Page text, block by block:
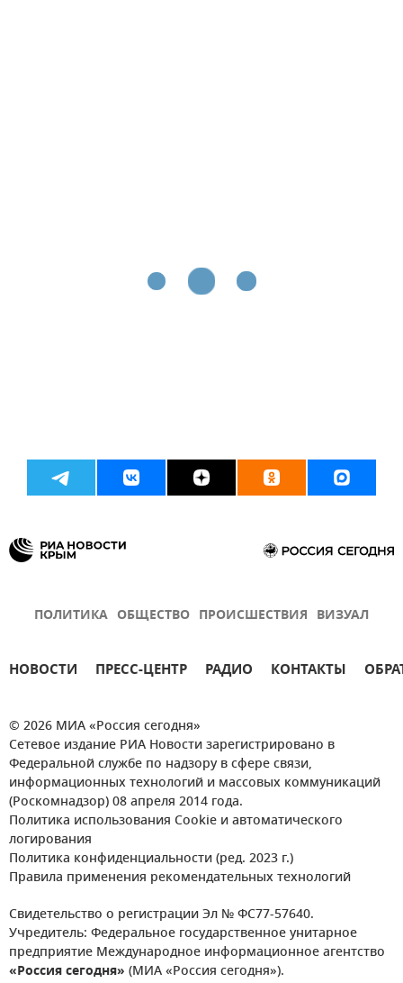
ПОЛИТИКА ОБЩЕСТВО ПРОИСШЕСТВИЯ ВИЗУАЛ
НОВОСТИ ПРЕСС-ЦЕНТР РАДИО КОНТАКТЫ
© 2026 МИА «Россия сегодня»
Сетевое издание РИА Новости зарегистрировано в
Федеральной службе по надзору в сфере связи,
информационных технологий и массовых коммуникаций
(Роскомнадзор) 08 апреля 2014 года.
Политика использования Cookie и автоматического
логирования
Политика конфиденциальности (ред. 2023 г.)
Правила применения рекомендательных технологий
Свидетельство о регистрации Эл № ФС77-57640.
Учредитель: Федеральное государственное унитарное
предприятие Международное информационное агентство
«Россия сегодня» (МИА «Россия сегодня»).